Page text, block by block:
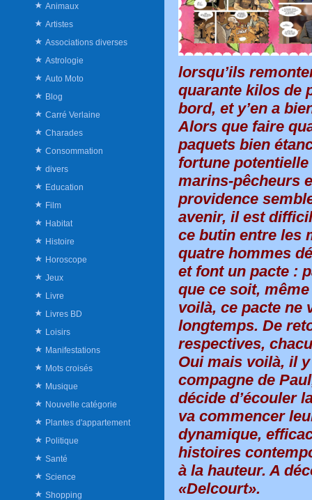
Animaux
Artistes
Associations diverses
Astrologie
Auto Moto
Blog
Carré Verlaine
Charades
Consommation
divers
Education
Film
Habitat
Histoire
Horoscope
Jeux
Livre
Livres BD
Loisirs
Manifestations
Mots croisés
Musique
Nouvelle catégorie
Plantes d'appartement
Politique
Santé
Science
Shopping
lorsqu’ils
quarante kilos de
bord, et y’en a
Alors que faire
paquets bien
fortune
marins-pêcheurs
providence
avenir, il est
ce butin entre les
quatre hommes
et font un pacte :
que ce soit,
voilà, ce pacte ne
longtemps. De
respectives,
Oui mais voilà, il
compagne de
décide d’écouler
va commencer
dynamique,
histoires
à la hauteur. A
«Delcourt».